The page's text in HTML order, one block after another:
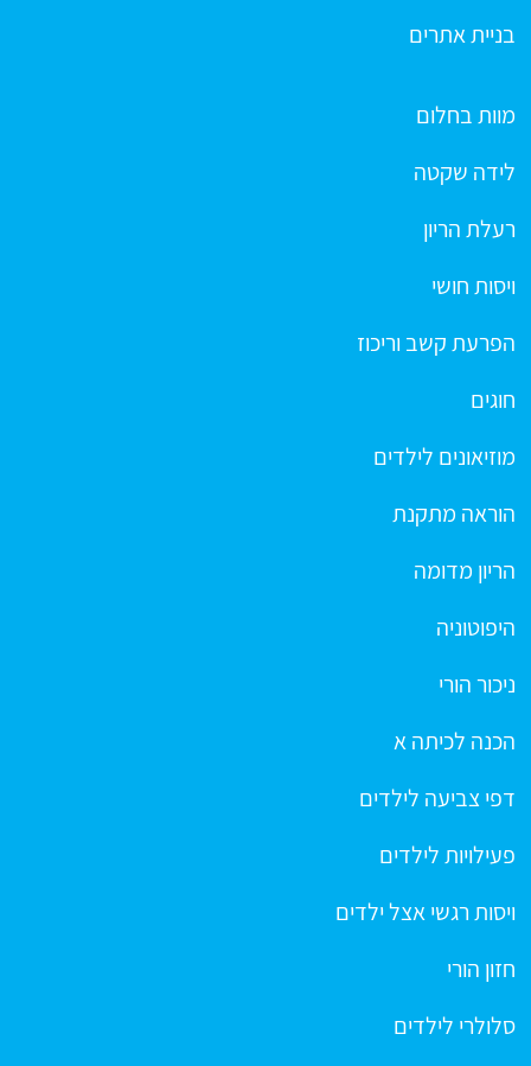
בניית אתרים
מוות בחלום
לידה שקטה
רעלת הריון
ויסות חושי
הפרעת קשב וריכוז
חוגים
מוזיאונים לילדים
הוראה מתקנת
הריון מדומה
היפוטוניה
ניכור הורי
הכנה לכיתה א
דפי צביעה לילדים
פעילויות לילדים
ויסות רגשי אצל ילדים
חזון הורי
סלולרי לילדים